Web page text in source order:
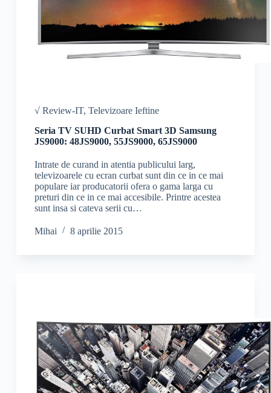
√ Review-IT, Televizoare Ieftine
Seria TV SUHD Curbat Smart 3D Samsung
JS9000: 48JS9000, 55JS9000, 65JS9000
Intrate de curand in atentia publicului larg,
televizoarele cu ecran curbat sunt din ce in ce mai
populare iar producatorii ofera o gama larga cu
preturi din ce in ce mai accesibile. Printre acestea
sunt insa si cateva serii cu…
Mihai 8 aprilie 2015